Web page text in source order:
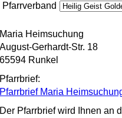
Pfarrverband
Maria Heimsuchung
August-Gerhardt-Str. 18
65594 Runkel
Pfarrbrief:
Pfarrbrief Maria
Der Pfarrbrief wird Ihnen an